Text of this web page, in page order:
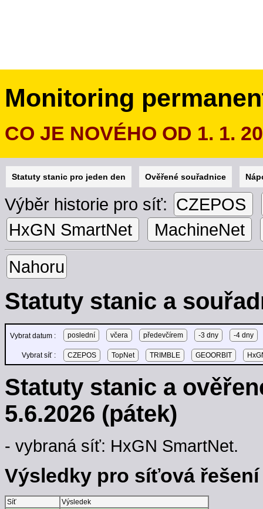
Monitoring
CO JE NOVÉHO OD 1. 1.
Statuty stanic pro jeden den Ověřené souřadnice
Výběr historie pro síť: CZEPOS
HxGN SmartNet
MachineNet
Nahoru
Statuty stanic a
Vybrat datum : poslední včera předevčírem -3 dny -4 dny
Vybrat síť : CZEPOS TopNet TRIMBLE GEOORBIT
Statuty stanic a
5.6.2026 (pátek)
- vybraná síť: HxGN SmartNet.
Výsledky pro síťová
Síť
Výsledek